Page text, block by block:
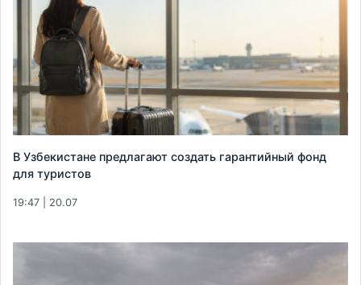
В Узбекистане предлагают создать гарантийный фонд
для туристов
19:47 | 20.07